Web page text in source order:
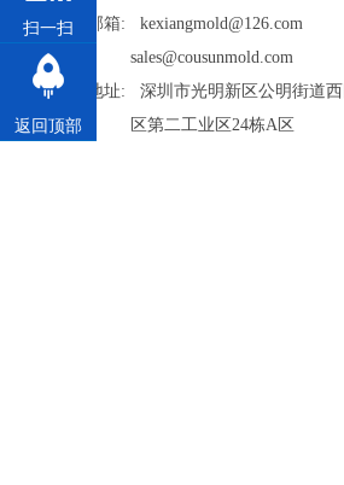
邮箱: kexiangmold@126.com
sales@cousunmold.com
地址: 深圳市光明新区公明街道
区第二工业区24栋A区
扫一扫
返回顶部